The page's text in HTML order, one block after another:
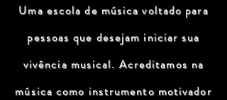
Uma escola de música voltado para
pessoas que desejam iniciar sua
vivência musical. Acreditamos na
música como instrumento motivador